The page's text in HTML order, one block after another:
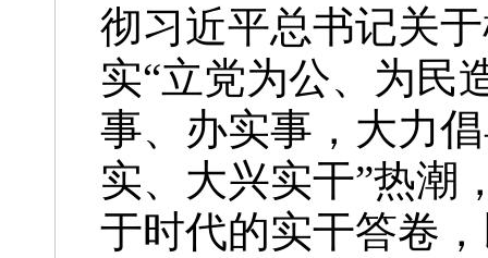
彻习近平总书记关
实“立党为公、为民
事、办实事，大力
实、大兴实干”热潮
于时代的实干答卷